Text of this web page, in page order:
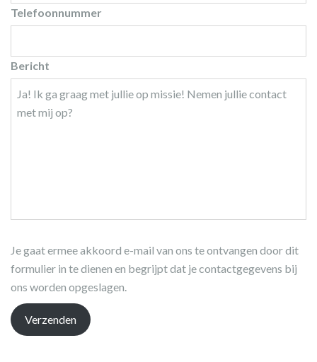
Telefoonnummer
Bericht
Je gaat ermee akkoord e-mail van ons te ontvangen door dit
formulier in te dienen en begrijpt dat je contactgegevens bij
ons worden opgeslagen.
Verzenden